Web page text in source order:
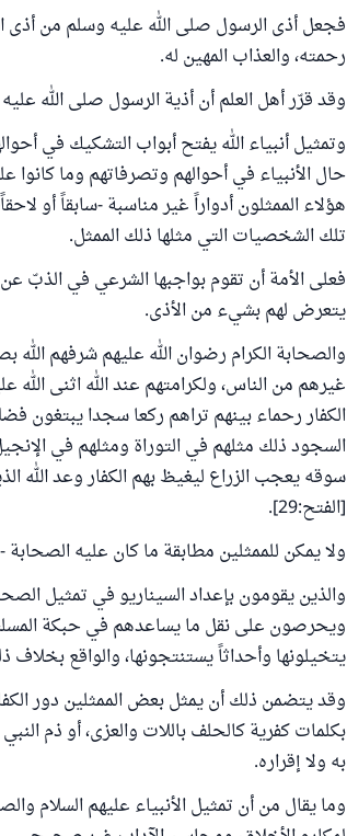
فجعل أذى الرسول صلى الله عليه وسلم من أذى
رحمته، والعذاب المهين له.
وقد قرّر أهل العلم أن أذية الرسول صلى الله
وتمثيل أنبياء الله يفتح أبواب التشكيك في
حال الأنبياء في أحوالهم وتصرفاتهم وما
هؤلاء الممثلون أدواراً غير مناسبة -سابقاً أو
تلك الشخصيات التي مثلها ذلك الممثل.
فعلى الأمة أن تقوم بواجبها الشرعي في الذبّ
يتعرض لهم بشيء من الأذى.
والصحابة الكرام رضوان الله عليهم شرفهم
غيرهم من الناس، ولكرامتهم عند الله اثنى
الكفار رحماء بينهم تراهم ركعا سجدا يبتغون
السجود ذلك مثلهم في التوراة ومثلهم في
سوقه يعجب الزراع ليغيظ بهم الكفار وعد الله
[الفتح:29].
ولا يمكن للممثلين مطابقة ما كان عليه
والذين يقومون بإعداد السيناريو في تمثيل
ويحرصون على نقل ما يساعدهم في حبكة المسلسل
يتخيلونها وأحداثاً يستنتجونها، والواقع بخلاف
وقد يتضمن ذلك أن يمثل بعض الممثلين دور
بكلمات كفرية كالحلف باللات والعزى، أو ذم
به ولا إقراره.
وما يقال من أن تمثيل الأنبياء عليهم السلام